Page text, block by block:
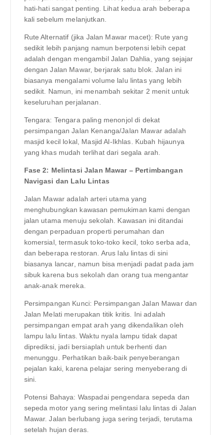
hati-hati sangat penting. Lihat kedua arah beberapa
kali sebelum melanjutkan.
Rute Alternatif (jika Jalan Mawar macet): Rute yang
sedikit lebih panjang namun berpotensi lebih cepat
adalah dengan mengambil Jalan Dahlia, yang sejajar
dengan Jalan Mawar, berjarak satu blok. Jalan ini
biasanya mengalami volume lalu lintas yang lebih
sedikit. Namun, ini menambah sekitar 2 menit untuk
keseluruhan perjalanan.
Tengara: Tengara paling menonjol di dekat
persimpangan Jalan Kenanga/Jalan Mawar adalah
masjid kecil lokal, Masjid Al-Ikhlas. Kubah hijaunya
yang khas mudah terlihat dari segala arah.
Fase 2: Melintasi Jalan Mawar – Pertimbangan
Navigasi dan Lalu Lintas
Jalan Mawar adalah arteri utama yang
menghubungkan kawasan pemukiman kami dengan
jalan utama menuju sekolah. Kawasan ini ditandai
dengan perpaduan properti perumahan dan
komersial, termasuk toko-toko kecil, toko serba ada,
dan beberapa restoran. Arus lalu lintas di sini
biasanya lancar, namun bisa menjadi padat pada jam
sibuk karena bus sekolah dan orang tua mengantar
anak-anak mereka.
Persimpangan Kunci: Persimpangan Jalan Mawar dan
Jalan Melati merupakan titik kritis. Ini adalah
persimpangan empat arah yang dikendalikan oleh
lampu lalu lintas. Waktu nyala lampu tidak dapat
diprediksi, jadi bersiaplah untuk berhenti dan
menunggu. Perhatikan baik-baik penyeberangan
pejalan kaki, karena pelajar sering menyeberang di
sini.
Potensi Bahaya: Waspadai pengendara sepeda dan
sepeda motor yang sering melintasi lalu lintas di Jalan
Mawar. Jalan berlubang juga sering terjadi, terutama
setelah hujan deras.